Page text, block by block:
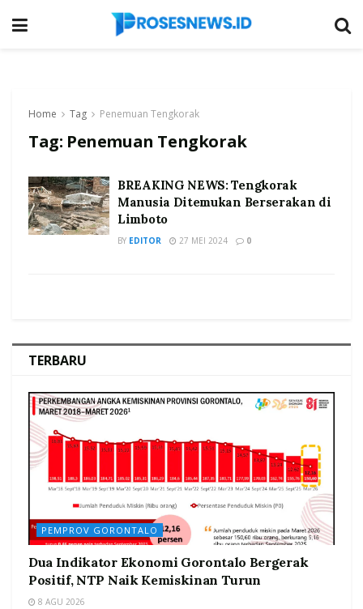
Home Tag Penemuan Tengkorak
Tag: Penemuan Tengkorak
BREAKING NEWS: Tengkorak
Manusia Ditemukan Berserakan di
Limboto
BY EDITOR 27 MEI 2024 0
TERBARU
PEMPROV GORONTALO
Dua Indikator Ekonomi Gorontalo Bergerak
Positif, NTP Naik Kemiskinan Turun
8 AGU 2026